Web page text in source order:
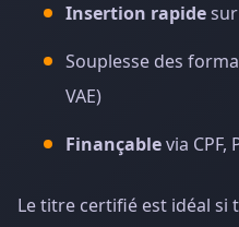
Insertion rapide
Souplesse des
VAE)
Finançablevia CPF,
Le titre certifié est idéal si